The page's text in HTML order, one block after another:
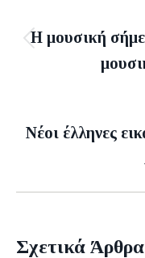
navigation
Η μουσική
Νέοι έλληνες
Σχετικά Άρθρα